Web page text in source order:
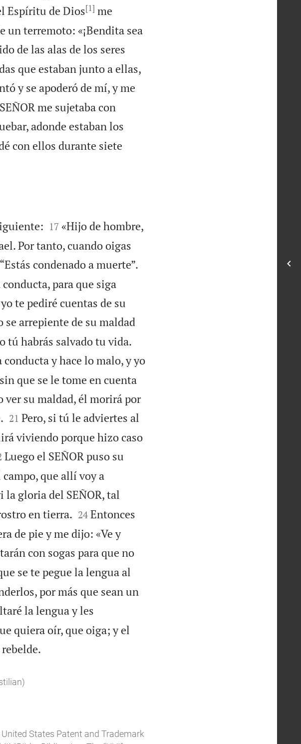
Espíritu de Dios[1] me
un terremoto: «¡Bendita sea
de las alas de los seres
que estaban junto a ellas,
y se apoderó de mí, y me
me sujetaba con
adonde estaban los
con ellos durante siete

17 «Hijo de hombre,
Por tanto, cuando oigas
condenado a muerte”.
para que siga
te pediré cuentas de su
arrepiente de su maldad
tú habrás salvado tu vida.
y hace lo malo, y yo
que se le tome en cuenta
ver su maldad, él morirá por

21 Pero, si tú le adviertes al
viviendo porque hizo caso
Luego el SEÑOR puso su
que allí voy a
la gloria del SEÑOR, tal
en tierra.
24 Entonces
de pie y me dijo: «Ve y
con sogas para que no
se te pegue la lengua al
por más que sean un
la lengua y les
quiera oír, que oiga; y el

States Patent and Trademark